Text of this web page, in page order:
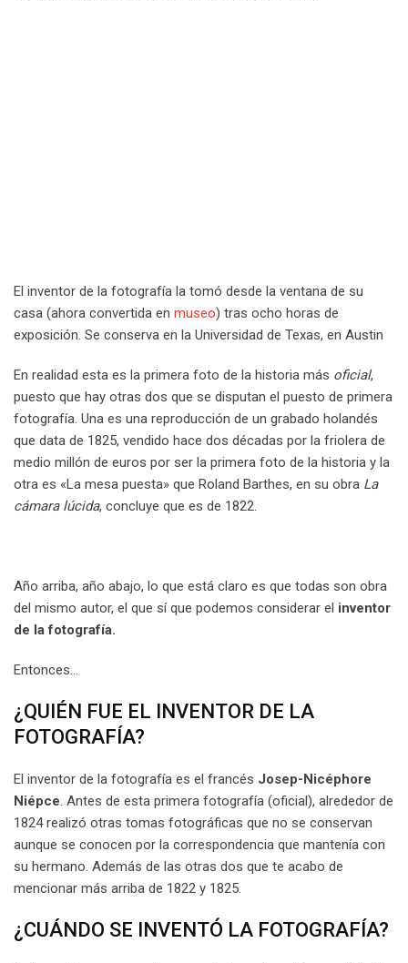
El inventor de la fotografía la tomó desde la ventana de su
casa (ahora convertida en museo) tras ocho horas de
exposición. Se conserva en la Universidad de Texas, en Austin
En realidad esta es la primera foto de la historia más oficial,
puesto que hay otras dos que se disputan el puesto de primera
fotografía. Una es una reproducción de un grabado holandés
que data de 1825, vendido hace dos décadas por la friolera de
medio millón de euros por ser la primera foto de la historia y la
otra es «La mesa puesta» que Roland Barthes, en su obra La
cámara lúcida, concluye que es de 1822.
Año arriba, año abajo, lo que está claro es que todas son obra
del mismo autor, el que sí que podemos considerar el inventor
de la fotografía.
Entonces…
¿QUIÉN FUE EL INVENTOR DE LA
FOTOGRAFÍA?
El inventor de la fotografía es el francés Josep-Nicéphore
Niépce. Antes de esta primera fotografía (oficial), alrededor de
1824 realizó otras tomas fotográficas que no se conservan
aunque se conocen por la correspondencia que mantenía con
su hermano. Además de las otras dos que te acabo de
mencionar más arriba de 1822 y 1825.
¿CUÁNDO SE INVENTÓ LA FOTOGRAFÍA?